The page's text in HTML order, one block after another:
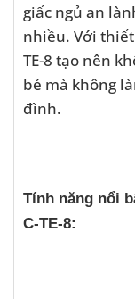
giấc ngủ an
nhiều. Với
TE-8 tạo nên
bé mà không
đình.
Tính năng nổi
C-TE-8: